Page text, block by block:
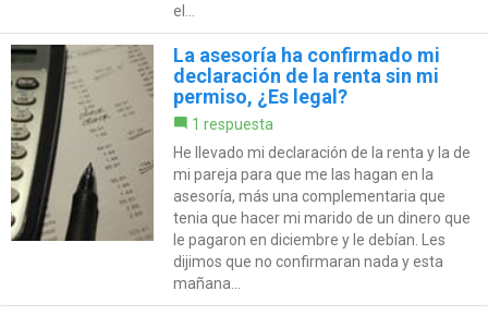
el...
La asesoría ha confirmado mi
declaración de la renta sin mi
permiso, ¿Es legal?
1 respuesta
He llevado mi declaración de la renta y la de
mi pareja para que me las hagan en la
asesoría, más una complementaria que
tenia que hacer mi marido de un dinero que
le pagaron en diciembre y le debían. Les
dijimos que no confirmaran nada y esta
mañana...